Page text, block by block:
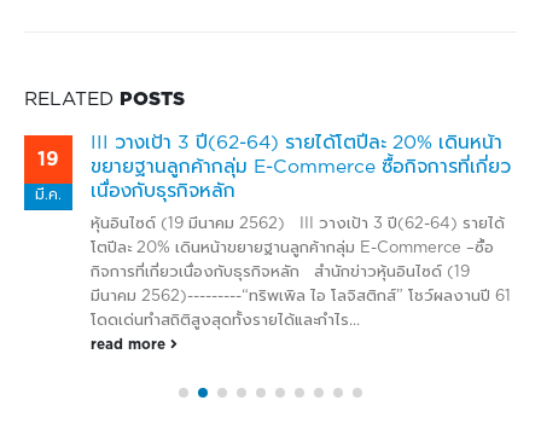
RELATED POSTS
19
มี.ค.
III วางเป้า 3 ปี(62-64) รายได้โตปีละ 20% เดินหน้า
ขยายฐานลูกค้ากลุ่ม E-Commerce ซื้อกิจการที่เกี่ยว
เนื่องกับธุรกิจหลัก
หุ้นอินไซด์ (19 มีนาคม 2562) III วางเป้า 3 ปี(62-64) รายได้
โตปีละ 20% เดินหน้าขยายฐานลูกค้ากลุ่ม E-Commerce –ซื้อ
กิจการที่เกี่ยวเนื่องกับธุรกิจหลัก สำนักข่าวหุ้นอินไซด์ (19
มีนาคม 2562)---------“ทริพเพิล ไอ โลจิสติกส์” โชว์ผลงานปี 61
โดดเด่นทำสถิติสูงสุดทั้งรายได้และกำไร...
read more